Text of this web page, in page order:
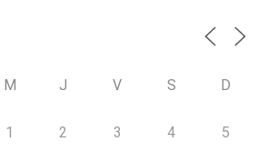
M J V S D
1 2 3 4 5